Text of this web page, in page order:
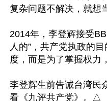
复杂问题不解决，就想
2014年，李登辉接受
人的”，共产党执政的
度，而是为了掌握权力
李登辉生前告诫台湾民